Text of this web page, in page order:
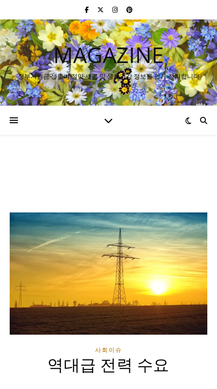
MAGAZINE
정부지원금·생활비 절약·세금 및 생활건강 정보를 쉽게 정리합니다
사회이슈
역대급 전력 수요